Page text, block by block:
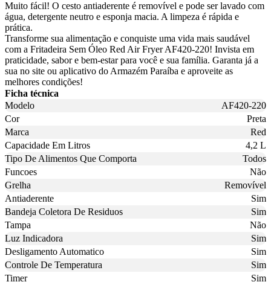
Muito fácil! O cesto antiaderente é removível e pode ser lavado com
água, detergente neutro e esponja macia. A limpeza é rápida e
prática.
Transforme sua alimentação e conquiste uma vida mais saudável
com a Fritadeira Sem Óleo Red Air Fryer AF420-220! Invista em
praticidade, sabor e bem-estar para você e sua família. Garanta já a
sua no site ou aplicativo do Armazém Paraíba e aproveite as
melhores condições!
Ficha técnica
Modelo
AF420-220
Cor
Preta
Marca
Red
Capacidade Em Litros
4,2 L
Tipo De Alimentos Que Comporta
Todos
Funcoes
Não
Grelha
Removível
Antiaderente
Sim
Bandeja Coletora De Residuos
Sim
Tampa
Não
Luz Indicadora
Sim
Desligamento Automatico
Sim
Controle De Temperatura
Sim
Timer
Sim